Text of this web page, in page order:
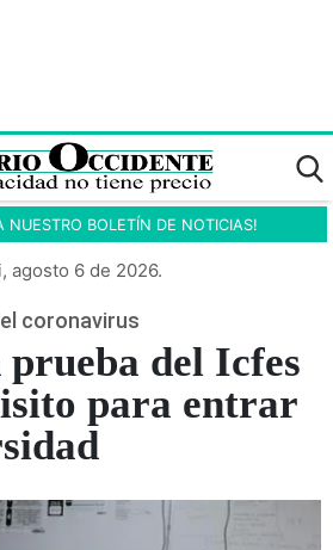
NUESTRO BOLETÍN DE NOTICIAS!
agosto 6 de 2026.
coronavirus
prueba del Icfes
para entrar